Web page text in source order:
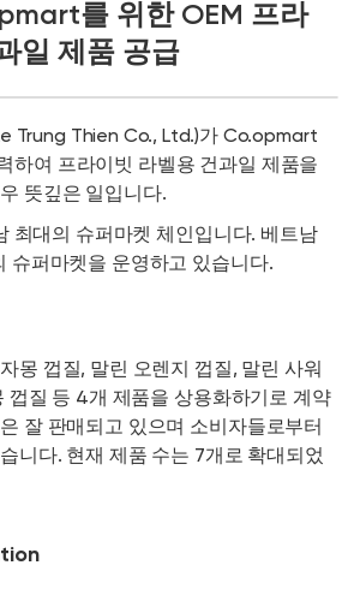
를 위한 OEM 프라
일 제품 공급
Trung Thien Co., Ltd.)가 Co.opmart
하여 프라이빗 라벨용 건과일 제품을
뜻깊은 일입니다.
최대의 슈퍼마켓 체인입니다. 베트남
슈퍼마켓을 운영하고 있습니다.
몽 껍질, 말린 오렌지 껍질, 말린 사워
껍질 등 4개 제품을 상용화하기로 계약
잘 판매되고 있으며 소비자들로부터
니다. 현재 제품 수는 7개로 확대되었